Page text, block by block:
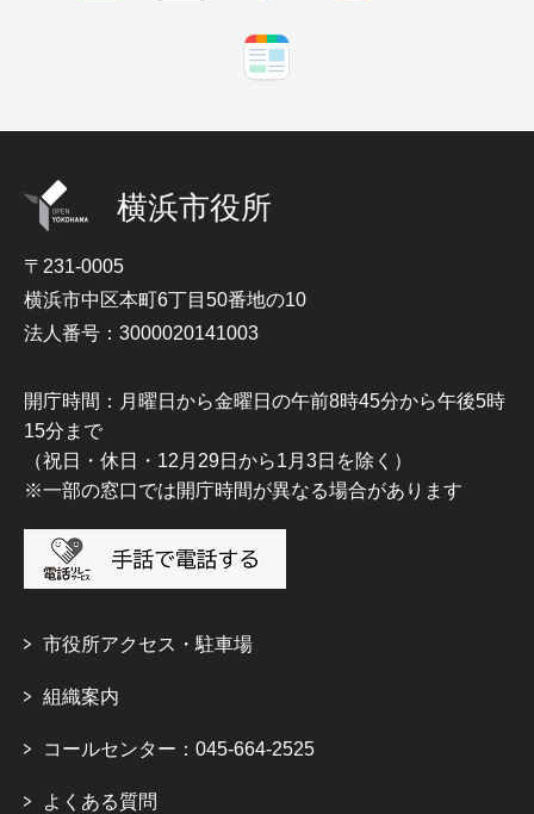
横浜市役所
〒231-0005
横浜市中区本町6丁目50番地の10
法人番号：3000020141003
開庁時間：月曜日から金曜日の午前8時45分から午後5時
15分まで
（祝日・休日・12月29日から1月3日を除く）
※一部の窓口では開庁時間が異なる場合があります
市役所アクセス・駐車場
組織案内
コールセンター：045-664-2525
よくある質問